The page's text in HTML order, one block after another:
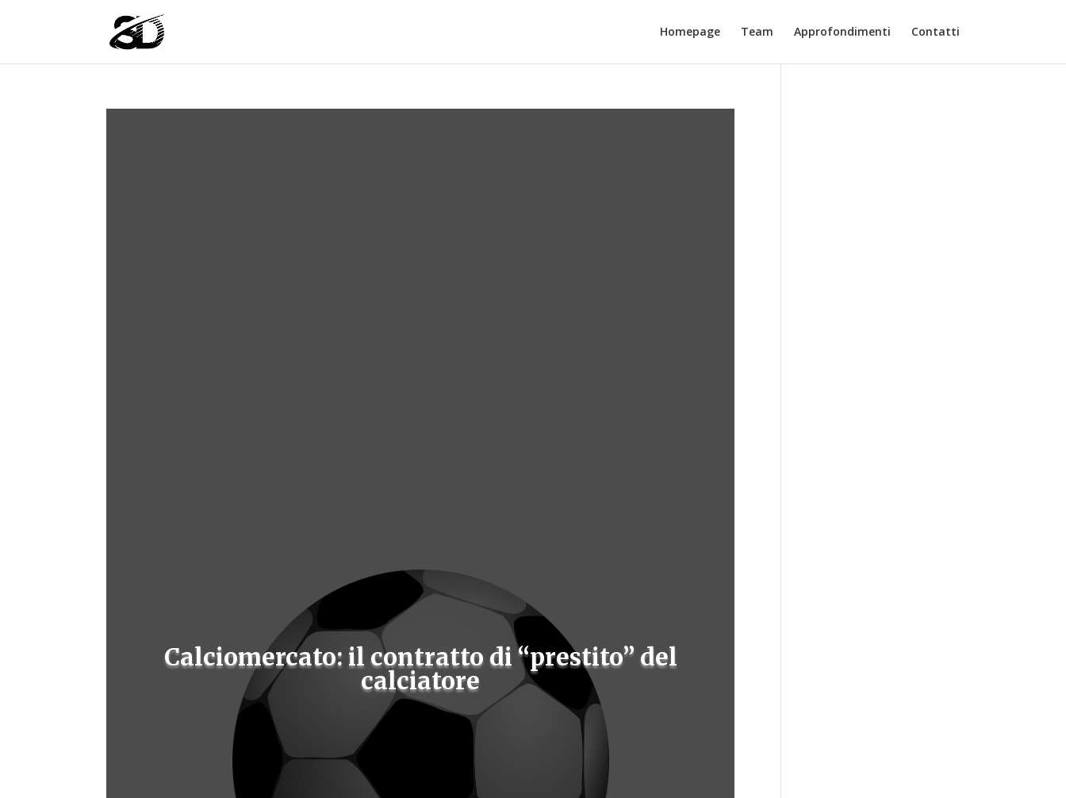
Homepage Team Approfondimenti Contatti
Calciomercato: il contratto di “prestito” del
calciatore